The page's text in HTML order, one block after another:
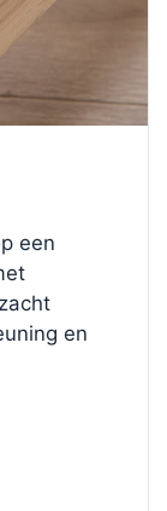
een
en